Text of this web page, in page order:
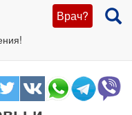
Врач?